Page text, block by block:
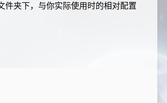
件夹下，与你实际使用时的相对配置